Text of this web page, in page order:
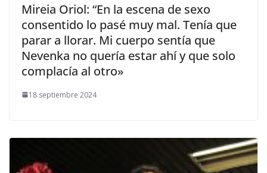
​Mireia Oriol: “En la escena de sexo
consentido lo pasé muy mal. Tenía que
parar a llorar. Mi cuerpo sentía que
Nevenka no quería estar ahí y que solo
complacía al otro»
18 septiembre 2024